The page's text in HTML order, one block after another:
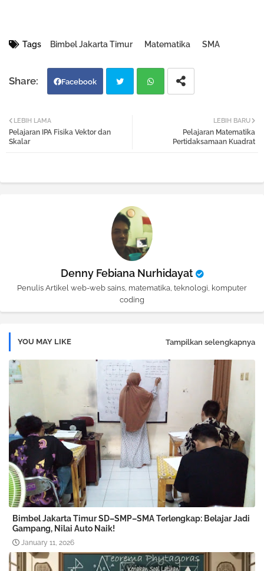
Tags Bimbel Jakarta Timur Matematika SMA
Facebook
LEBIH BARU
Pelajaran Matematika
Pertidaksamaan Kuadrat
LEBIH LAMA
Pelajaran IPA Fisika Vektor dan
Skalar
Denny Febiana Nurhidayat
Penulis Artikel web-web sains, matematika, teknologi, komputer
coding
YOU MAY LIKE Tampilkan selengkapnya
Bimbel Jakarta Timur SD–SMP–SMA Terlengkap: Belajar Jadi
Gampang, Nilai Auto Naik!
January 11, 2026